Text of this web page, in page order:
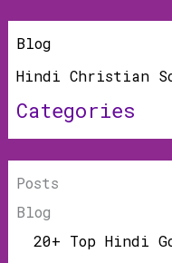
Blog
Hindi Christian
Categories
Posts
Blog
20+ Top Hindi